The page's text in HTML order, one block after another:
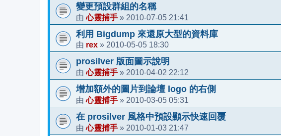
變更預設群組的名稱
由心靈捕手 » 2010-07-05 21:41
利用 Bigdump 來還原大型的資料庫
由 rex » 2010-05-05 18:30
prosilver 版面圖示說明
由心靈捕手 » 2010-04-02 22:12
增加額外的圖片到論壇 logo 的右側
由心靈捕手 » 2010-03-05 05:31
在 prosilver 風格中預設顯示快速回覆
由心靈捕手 » 2010-01-03 21:47